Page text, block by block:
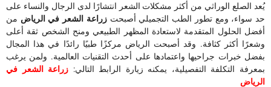
يُعد الصلع الوراثي من أكثر مشكلات الشعر انتشارًا لدى الرجال والنساء على
حد سواء، ومع تطور الطب التجميلي أصبحتزراعة الشعر في الرياض من
أفضل الحلول المتقدمة لاستعادة المظهر الطبيعي ومنح الشخص ثقة أعلى
وشعرًا أكثر كثافة. وقد أصبحت الرياض مركزًا طبيًا رائدًا في هذا المجال
بفضل خبرات جراحيها واعتمادها على أحدث التقنيات العالمية. ولمن يرغب
بمعرفة التكلفة التفصيلية، يمكنه زيارة الرابط التالي: زراعة الشعر في
الرياض